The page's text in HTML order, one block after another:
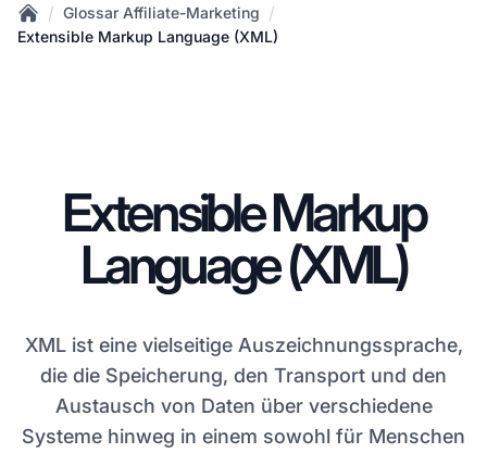
Home
/ Glossar Affiliate-Marketing /
Extensible Markup Language (XML)
Extensible Markup
Language (XML)
XML ist eine vielseitige Auszeichnungssprache,
die die Speicherung, den Transport und den
Austausch von Daten über verschiedene
Systeme hinweg in einem sowohl für Menschen